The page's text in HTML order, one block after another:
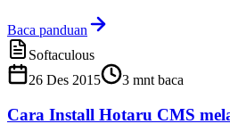
Baca panduan
Softaculous
26 Des 2015
3 mnt baca
Cara Install Hotaru CMS